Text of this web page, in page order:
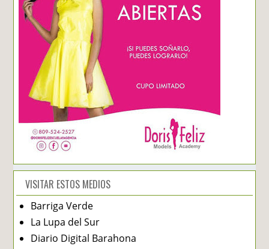
VISITAR ESTOS MEDIOS
Barriga Verde
La Lupa del Sur
Diario Digital Barahona